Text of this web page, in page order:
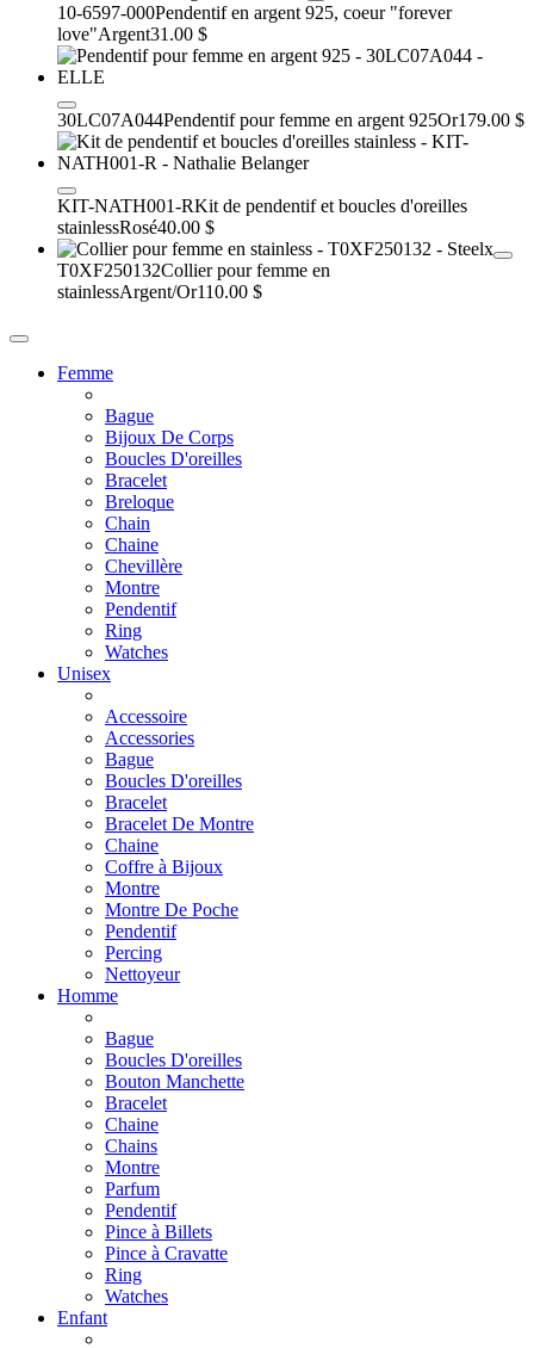
10-6597-000Pendentif en argent 925, coeur "forever
love"Argent31.00 $
30LC07A044Pendentif pour femme en argent 925Or179.00 $
KIT-NATH001-RKit de pendentif et boucles d'oreilles
stainlessRosé40.00 $
T0XF250132Collier pour femme en
stainlessArgent/Or110.00 $
Femme
Bague
Bijoux De Corps
Boucles D'oreilles
Bracelet
Breloque
Chain
Chaine
Chevillère
Montre
Pendentif
Ring
Watches
Unisex
Accessoire
Accessories
Bague
Boucles D'oreilles
Bracelet
Bracelet De Montre
Chaine
Coffre à Bijoux
Montre
Montre De Poche
Pendentif
Percing
Nettoyeur
Homme
Bague
Boucles D'oreilles
Bouton Manchette
Bracelet
Chaine
Chains
Montre
Parfum
Pendentif
Pince à Billets
Pince à Cravatte
Ring
Watches
Enfant